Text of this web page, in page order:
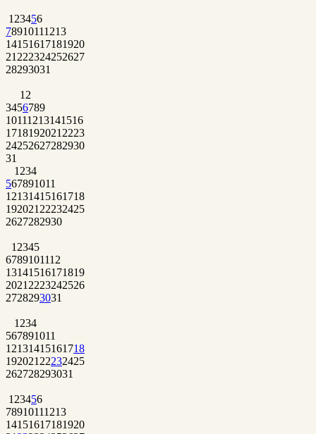
1 23456
78910111213
14151617181920
21 222324252627
28293031
1 2
3456789
10111213141516
1718192021 2223
24252627282930
31
1 234
567891011
12131415161718
192021 22232425
2627282930
1 2345
6789101112
13141516171819
2021 2223242526
2728293031
1 234
567891011
12131415161718
192021 22232425
262728293031
1 23456
78910111213
14151617181920